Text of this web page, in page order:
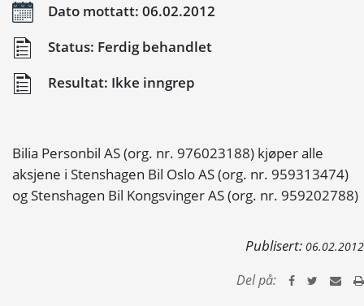
Dato mottatt: 06.02.2012
Status: Ferdig behandlet
Resultat: Ikke inngrep
Bilia Personbil AS (org. nr. 976023188) kjøper alle
aksjene i Stenshagen Bil Oslo AS (org. nr. 959313474)
og Stenshagen Bil Kongsvinger AS (org. nr. 959202788)
Publisert: 06.02.2012
Del på: